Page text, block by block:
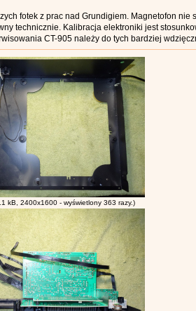
fotek z prac nad Grundigiem. Magnetofon
technicznie. Kalibracja elektroniki jest
CT-905 należy do tych bardziej
kB, 2400x1600 - wyświetlony 363 razy.)